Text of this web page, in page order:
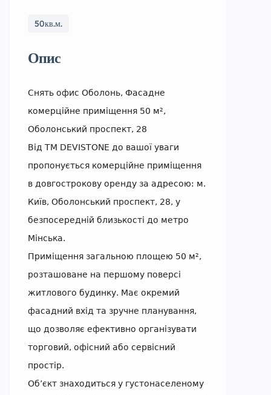
50кв.м.
Опис
Снять офис Оболонь, Фасадне
комерційне приміщення 50 м²,
Оболонський проспект, 28
Від ТМ DEVISTONE до вашої уваги
пропонується комерційне приміщення
в довгострокову оренду за адресою: м.
Київ, Оболонський проспект, 28, у
безпосередній близькості до метро
Мінська.
Приміщення загальною площею 50 м²,
розташоване на першому поверсі
житлового будинку. Має окремий
фасадний вхід та зручне планування,
що дозволяє ефективно організувати
торговий, офісний або сервісний
простір.
Об’єкт знаходиться у густонаселеному